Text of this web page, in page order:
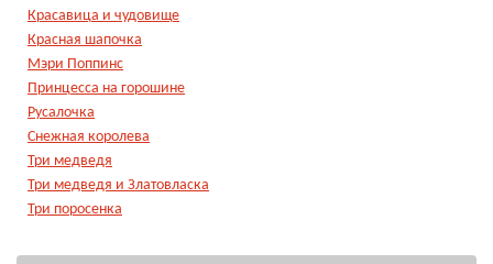
Красавица и чудовище
Красная шапочка
Мэри Поппинс
Принцесса на горошине
Русалочка
Снежная королева
Три медведя
Три медведя и Златовласка
Три поросенка